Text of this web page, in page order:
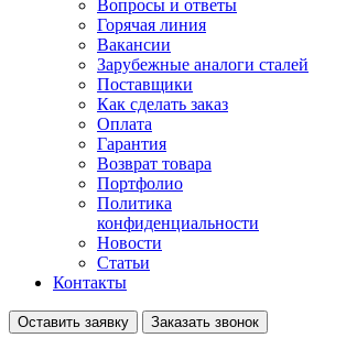
Вопросы и ответы
Горячая линия
Вакансии
Зарубежные аналоги сталей
Поставщики
Как сделать заказ
Оплата
Гарантия
Возврат товара
Портфолио
Политика
конфиденциальности
Новости
Статьи
Контакты
Оставить заявку Заказать звонок